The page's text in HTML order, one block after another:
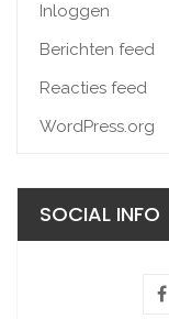
Inloggen
Berichten feed
Reacties feed
WordPress.org
SOCIAL INFO